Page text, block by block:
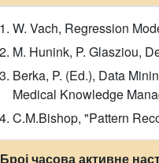
W. Vach, Regression
M. Hunink, P. Glasziou,
Berka, P. (Ed.), Data
Medical Knowledge
C.M.Bishop, "Pattern
Број часова активне